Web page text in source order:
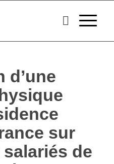
d’une
sur
de